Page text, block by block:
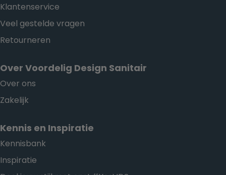
Klantenservice
Veel gestelde vragen
Retourneren
Over Voordelig Design Sanitair
Over ons
Zakelijk
Kennis en Inspiratie
Kennisbank
Inspiratie